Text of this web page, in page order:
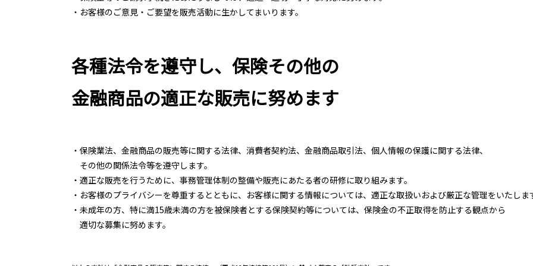
・お客様のご意見・ご要望を販売活動に生かしてまいります。
各種法令を遵守し、保険その他の
金融商品の適正な販売に努めます
・保険業法、金融商品の販売等に関する法律、消費者契約法、金融商品取引法、個人情報の保護に関する法律、
その他の関係法令等を遵守します。
・適正な販売を行うために、事務管理体制の整備や販売にあたる者の研修に取り組みます。
・お客様のプライバシーを尊重するとともに、お客様に関する情報については、適正な取扱いおよび厳正な管理をいたしま
・未成年の方、特に満15歳未満の方を被保険者とする保険契約等については、保険金の不正取得を防止する観点から
適切な募集に努めます。